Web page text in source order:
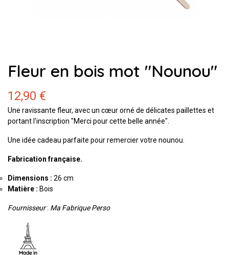
Fleur en bois mot "Nounou"
12,90 €
Une ravissante fleur, avec un cœur orné de délicates paillettes et
portant l'inscription "Merci pour cette belle année".
Une idée cadeau parfaite pour remercier votre nounou.
Fabrication française.
Dimensions : 26 cm
Matière : Bois
Fournisseur: Ma Fabrique Perso